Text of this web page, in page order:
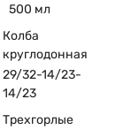
500 мл
Колба
круглодонная
29/32-14/23-
14/23
Трехгорлые